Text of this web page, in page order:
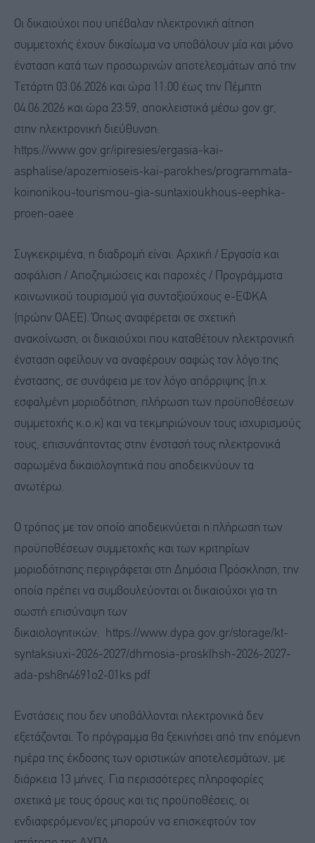
Οι δικαιούχοι που υπέβαλαν ηλεκτρονική αίτηση
συμμετοχής έχουν δικαίωμα να υποβάλουν μία και μόνο
ένσταση κατά των προσωρινών αποτελεσμάτων από την
Τετάρτη 03.06.2026 και ώρα 11:00 έως την Πέμπτη
04.06.2026 και ώρα 23:59, αποκλειστικά μέσω gov.gr,
στην ηλεκτρονική διεύθυνση:
https://www.gov.gr/ipiresies/ergasia-kai-
asphalise/apozemioseis-kai-parokhes/programmata-
koinonikou-tourismou-gia-suntaxioukhous-eephka-
proen-oaee
Συγκεκριμένα, η διαδρομή είναι: Αρχική / Εργασία και
ασφάλιση / Αποζημιώσεις και παροχές / Προγράμματα
κοινωνικού τουρισμού για συνταξιούχους e-ΕΦΚΑ
(πρώην ΟΑΕΕ). Όπως αναφέρεται σε σχετική
ανακοίνωση, οι δικαιούχοι που καταθέτουν ηλεκτρονική
ένσταση οφείλουν να αναφέρουν σαφώς τον λόγο της
ένστασης, σε συνάφεια με τον λόγο απόρριψης (π.χ.
εσφαλμένη μοριοδότηση, πλήρωση των προϋποθέσεων
συμμετοχής κ.ο.κ) και να τεκμηριώνουν τους ισχυρισμούς
τους, επισυνάπτοντας στην ένστασή τους ηλεκτρονικά
σαρωμένα δικαιολογητικά που αποδεικνύουν τα
ανωτέρω.
Ο τρόπος με τον οποίο αποδεικνύεται η πλήρωση των
προϋποθέσεων συμμετοχής και των κριτηρίων
μοριοδότησης περιγράφεται στη Δημόσια Πρόσκληση, την
οποία πρέπει να συμβουλεύονται οι δικαιούχοι για τη
σωστή επισύναψη των
δικαιολογητικών: https://www.dypa.gov.gr/storage/kt-
syntaksiuxi-2026-2027/dhmosia-prosklhsh-2026-2027-
ada-psh8n4691o2-01ks.pdf
Ενστάσεις που δεν υποβάλλονται ηλεκτρονικά δεν
εξετάζονται. Το πρόγραμμα θα ξεκινήσει από την επόμενη
ημέρα της έκδοσης των οριστικών αποτελεσμάτων, με
διάρκεια 13 μήνες. Για περισσότερες πληροφορίες
σχετικά με τους όρους και τις προϋποθέσεις, οι
ενδιαφερόμενοι/ες μπορούν να επισκεφτούν τον